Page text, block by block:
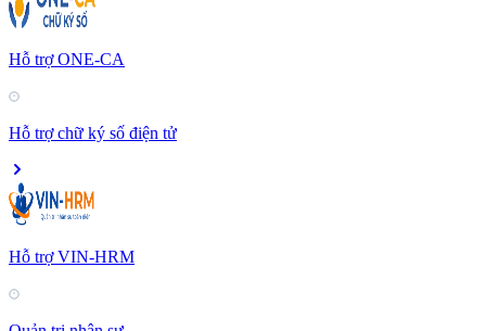
Hỗ trợ ONE-CA
Hỗ trợ chữ ký số điện tử
Hỗ trợ VIN-HRM